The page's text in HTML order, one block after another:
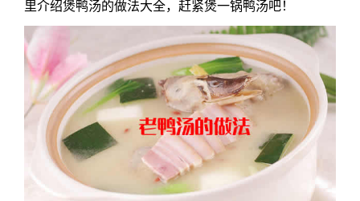
里介绍煲鸭汤的做法大全，赶紧煲一锅鸭汤吧！